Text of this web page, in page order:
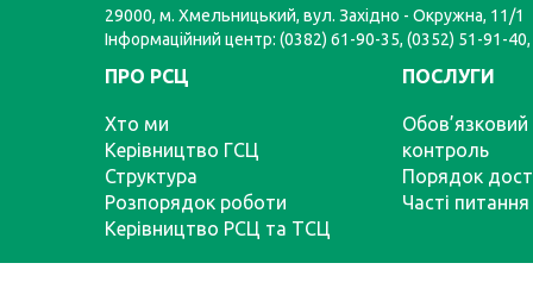
29000, м. Хмельницький, вул. Західно - Окружна, 11/1
Інформаційний центр: (0382) 61-90-35, (0352) 51-91-
ПРО РСЦ
Хто ми
Керівництво ГСЦ
Структура
Розпорядок роботи
Керівництво РСЦ та ТСЦ
ПОСЛУГИ
Обов’язковий
контроль
Порядок
Часті питання